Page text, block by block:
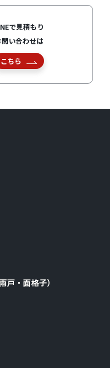
で見積もり
問い合わせは
こちら
⼾・⾯格⼦）